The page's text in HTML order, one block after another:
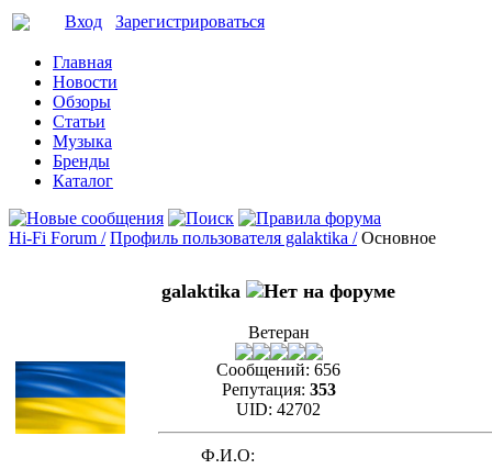
Вход Зарегистрироваться
Главная
Новости
Обзоры
Статьи
Музыка
Бренды
Каталог
Hi-Fi Forum / Профиль пользователя galaktika / Основное
galaktika
Ветеран
Сообщений: 656
Репутация: 353
UID: 42702
Ф.И.О: